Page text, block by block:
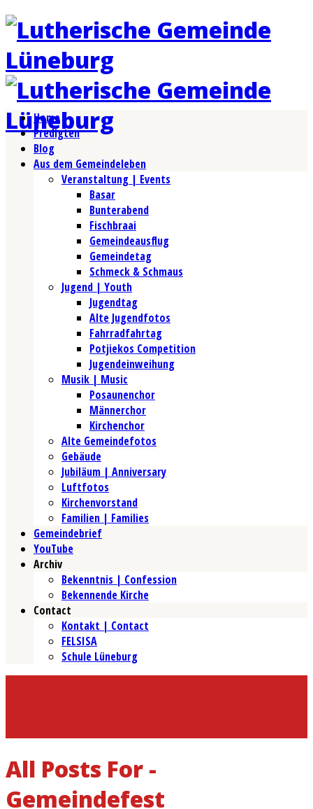
Home
Predigten
Blog
Aus dem Gemeindeleben
Veranstaltung | Events
Basar
Bunterabend
Fischbraai
Gemeindeausflug
Gemeindetag
Schmeck & Schmaus
Jugend | Youth
Jugendtag
Alte Jugendfotos
Fahrradfahrtag
Potjiekos Competition
Jugendeinweihung
Musik | Music
Posaunenchor
Männerchor
Kirchenchor
Alte Gemeindefotos
Gebäude
Jubiläum | Anniversary
Luftfotos
Kirchenvorstand
Familien | Families
Gemeindebrief
YouTube
Archiv
Bekenntnis | Confession
Bekennende Kirche
Contact
Kontakt | Contact
FELSISA
Schule Lüneburg
All Posts For -
Gemeindefest